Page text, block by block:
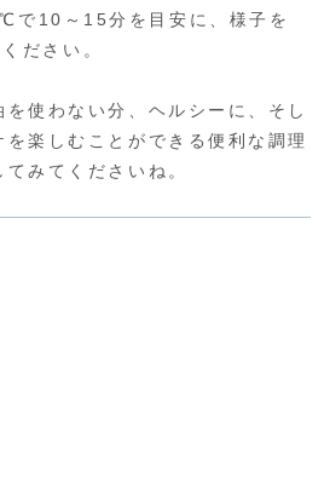
で10～15分を目安に、様子を
ださい。
を使わない分、ヘルシーに、そし
楽しむことができる便利な調理
みてくださいね。